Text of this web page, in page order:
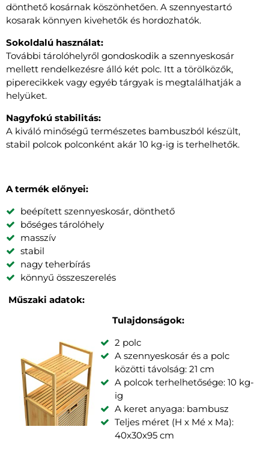
dönthető kosárnak köszönhetően. A szennyestartó
kosarak könnyen kivehetők és hordozhatók.
Sokoldalú használat:
További tárolóhelyről gondoskodik a szennyeskosár
mellett rendelkezésre álló két polc. Itt a törölközők,
piperecikkek vagy egyéb tárgyak is megtalálhatják a
helyüket.
Nagyfokú stabilitás:
A kiváló minőségű természetes bambuszból készült,
stabil polcok polconként akár 10 kg-ig is terhelhetők.
A termék előnyei:
beépített szennyeskosár, dönthető
bőséges tárolóhely
masszív
stabil
nagy teherbírás
könnyű összeszerelés
Műszaki adatok:
Tulajdonságok:
2 polc
A szennyeskosár és a polc
közötti távolság: 21 cm
A polcok terhelhetősége: 10 kg-
ig
A keret anyaga: bambusz
Teljes méret (H x Mé x Ma):
40x30x95 cm